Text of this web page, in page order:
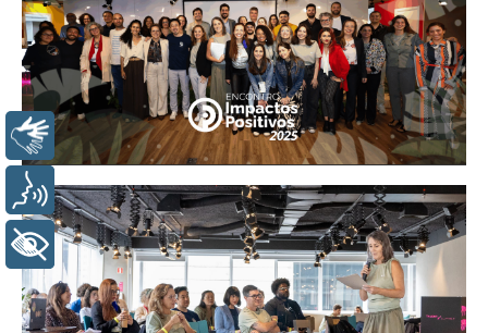
LIBRAS
VOZ
+ ACESSIBILIDADE